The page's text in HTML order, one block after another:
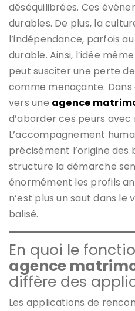
déséquilibrées. Ces
durables. De plus, la
l’indépendance, parfois
durable. Ainsi, l’idée
peut susciter une perte
comme menaçante.
vers une agence
d’aborder ces peurs avec
L’accompagnement
précisément l’origine des
structure la démarche
énormément les profils
n’est plus un saut dans le
balisé.
En quoi le
agence
diffère des
Les applications de